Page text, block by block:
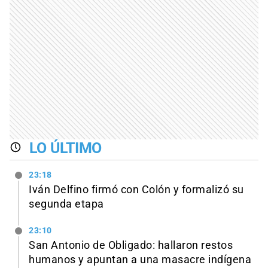
LO ÚLTIMO
23:18
Iván Delfino firmó con Colón y formalizó su
segunda etapa
23:10
San Antonio de Obligado: hallaron restos
humanos y apuntan a una masacre indígena